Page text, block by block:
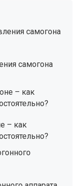
самогона
– как